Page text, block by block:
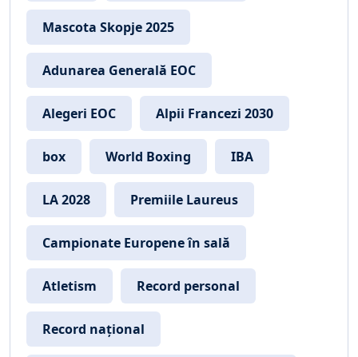
Mascota Skopje 2025
Adunarea Generală EOC
Alegeri EOC Alpii Francezi 2030
box World Boxing IBA
LA 2028 Premiile Laureus
Campionate Europene în sală
Atletism Record personal
Record național